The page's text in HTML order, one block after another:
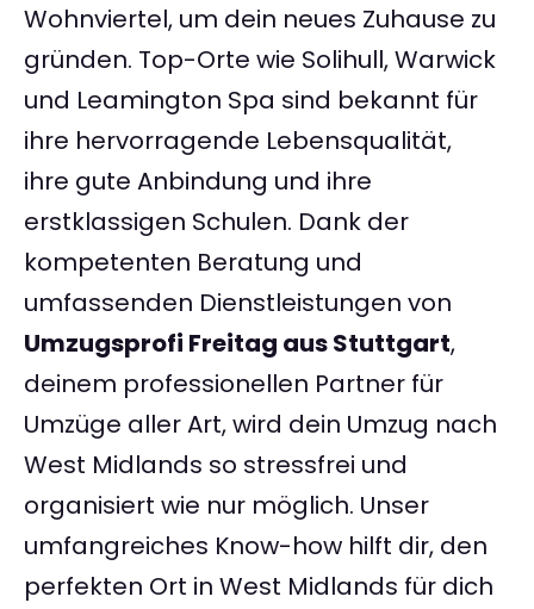
Wohnviertel, um dein neues Zuhause zu
gründen. Top-Orte wie Solihull, Warwick
und Leamington Spa sind bekannt für
ihre hervorragende Lebensqualität,
ihre gute Anbindung und ihre
erstklassigen Schulen. Dank der
kompetenten Beratung und
umfassenden Dienstleistungen von
Umzugsprofi Freitag aus Stuttgart,
deinem professionellen Partner für
Umzüge aller Art, wird dein Umzug nach
West Midlands so stressfrei und
organisiert wie nur möglich. Unser
umfangreiches Know-how hilft dir, den
perfekten Ort in West Midlands für dich